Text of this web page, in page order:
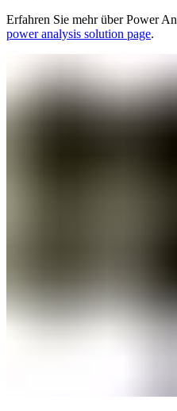
Erfahren Sie mehr über Power
power analysis solution page.